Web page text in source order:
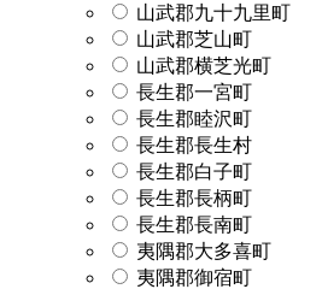
山武郡九十九里町
山武郡芝山町
山武郡横芝光町
長生郡一宮町
長生郡睦沢町
長生郡長生村
長生郡白子町
長生郡長柄町
長生郡長南町
夷隅郡大多喜町
夷隅郡御宿町